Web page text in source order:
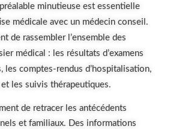
minutieuse est essentielle
médicale avec un médecin conseil.
de rassembler l’ensemble des
médical : les résultats d’examens
les comptes-rendus d’hospitalisation,
les suivis thérapeutiques.
de retracer les antécédents
et familiaux. Des informations